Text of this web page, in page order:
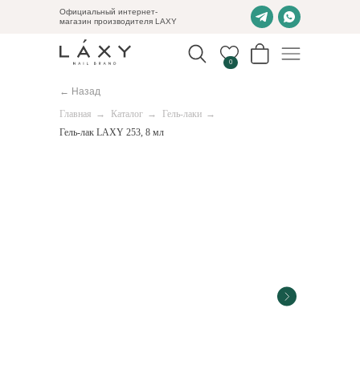
Официальный интернет-
магазин производителя LAXY
0
← Назад
Главная → Каталог → Гель-лаки →
Гель-лак LAXY 253, 8 мл